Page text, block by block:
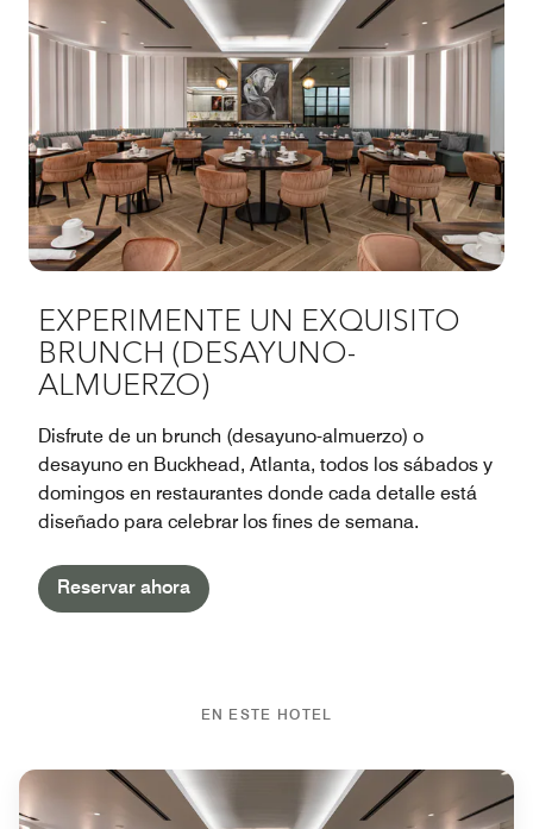
EXPERIMENTE UN EXQUISITO
BRUNCH (DESAYUNO-
ALMUERZO)
Disfrute de un brunch (desayuno-almuerzo) o
desayuno en Buckhead, Atlanta, todos los sábados y
domingos en restaurantes donde cada detalle está
diseñado para celebrar los fines de semana.
Reservar ahora
EN ESTE HOTEL